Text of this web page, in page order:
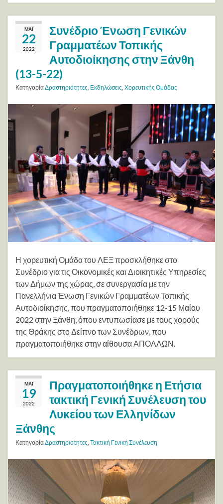
ΜΆΙ
22
2022
Συνέδριο Ένωση Γενικών
Γραμματέων Τοπικής
Αυτοδιοίκησης στην Ξάνθη
(13-5-22)
ΚατηγορίαΔραστηριότητες Εκδηλώσεις Χορευτικής Ομάδας
Η χορευτική Ομάδα του ΛΕΞ προσκλήθηκε στο
Συνέδριο για τις Οικονομικές και Διοικητικές Υπηρεσίες
των Δήμων της χώρας, σε συνεργασία με την
Πανελλήνια Ένωση Γενικών Γραμματέων Τοπικής
Αυτοδιοίκησης, που πραγματοποιήθηκε 12-15 Μαίου
2022 στην Ξάνθη, όπου εντυπωσίασε με τους χορούς
της Θράκης στο Δείπνο των Συνέδρων, που
πραγματοποιήθηκε στην αίθουσα ΑΠΟΛΛΩΝ.
ΜΆΙ
19
2022
Πραγματοποιήθηκε η Ετήσια
τακτική Γενική Συνέλευση του
Λυκείου των Ελληνίδων
Ξάνθης
ΚατηγορίαΔραστηριότητες, Τακτική Γενική Συνέλευση